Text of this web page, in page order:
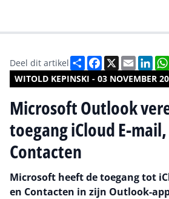
WITOLD KEPINSKI - 03 NOVEMBER
Deel dit artikel DeelFacebook
X Email
Microsoft Outlook
toegang iCloud E-
Contacten
Microsoft heeft de toegang tot
en Contacten in zijn Outlook-